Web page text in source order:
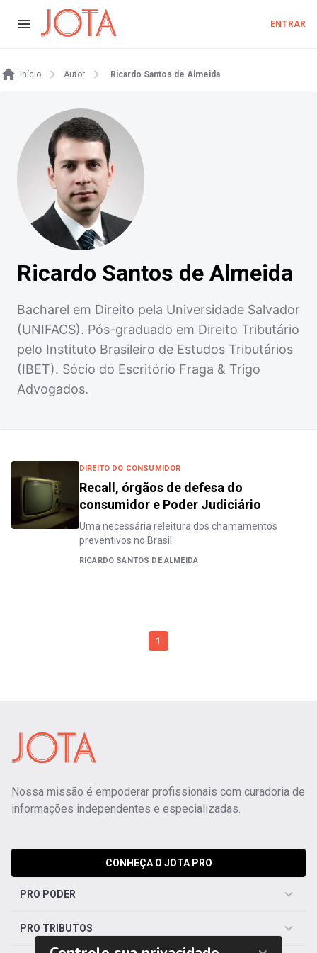
ENTRAR
Início Autor Ricardo Santos de Almeida
Ricardo Santos de Almeida
Bacharel em Direito pela Universidade Salvador
(UNIFACS). Pós-graduado em Direito Tributário
pelo Instituto Brasileiro de Estudos Tributários
(IBET). Sócio do Escritório Fraga & Trigo
Advogados.
DIREITO DO CONSUMIDOR
Recall, órgãos de defesa do
consumidor e Poder Judiciário
Uma necessária releitura dos chamamentos
preventivos no Brasil
RICARDO SANTOS DE ALMEIDA
1
Nossa missão é empoderar profissionais com curadoria de
informações independentes e especializadas.
CONHEÇA O JOTA PRO
PRO PODER
PRO TRIBUTOS